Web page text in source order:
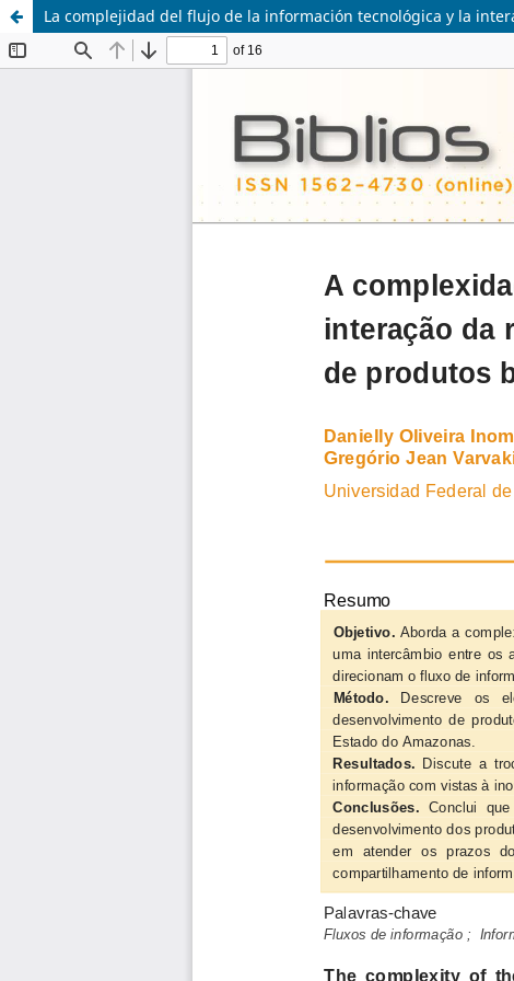
La complejidad del flujo de la información tecnológica y la